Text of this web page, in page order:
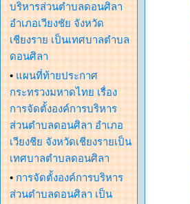
บริหารส่วนตำบลดอนศิลา
อำเภอเวียงชัย จังหวัด
เชียงราย เป็นเทศบาลตำบล
ดอนศิลา
• แผนที่ท้ายประกาศ
กระทรวงมหาดไทย เรื่อง
การจัดตั้งองค์การบริหาร
ส่วนตำบลดอนศิลา อำเภอ
เวียงชีย จังหวัดเชียงรายเป็น
เทศบาลตำบลดอนศิลา
• การจัดตั้งองค์การบริหาร
ส่วนตำบลดอนศิลา เป็น